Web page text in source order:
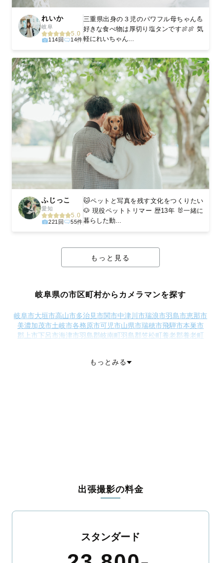
れいか
岐阜
5.0
114回 14件
三重県出身の３児のパワフル母ちゃん💪
好きな食べ物は厚切り塩タンです🍖🍖 気
軽にれいちゃん...
ふじっこ
愛知
5.0
221回 55件
🐱ペットと写真を残す文化をつくりたい
🐶 現役ペットトリマー 歴13年 🐰一緒に
暮らした動...
もっと見る
岐阜県の市区町村からカメラマンを探す
岐阜市大垣市高山市多治見市関市中津川市瑞浪市羽島市恵那市
美濃加茂市土岐市各務原市可児市山県市瑞穂市飛騨市本巣市
郡上市下呂市海津市羽島郡岐南町羽島郡笠松町養老郡養老町
加茂郡坂祝町 加茂郡富加町
もっとみる
出張撮影の料金
スタンダード